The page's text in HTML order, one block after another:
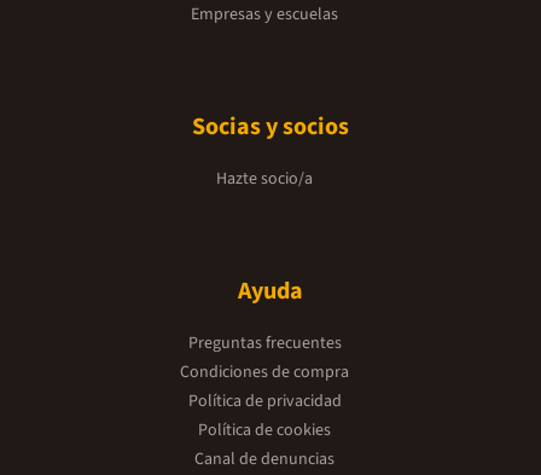
Empresas y escuelas
Socias y socios
Hazte socio/a
Ayuda
Preguntas frecuentes
Condiciones de compra
Política de privacidad
Política de cookies
Canal de denuncias